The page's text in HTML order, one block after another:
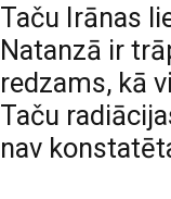
Taču Irānas
Natanzā ir
redzams, kā
Taču
nav